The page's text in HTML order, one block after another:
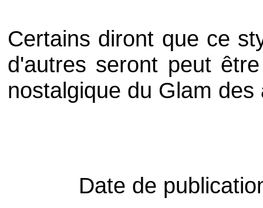
Certains diront que ce
d'autres seront peut
nostalgique du Glam des
Date de